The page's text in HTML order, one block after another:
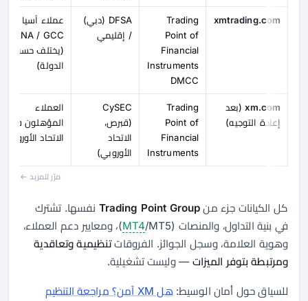
xmtrading.com
Trading
Point of
Financial
Instruments
DMCC
DFSA (دبي)
/ إقليمي
عملاء آسيا /
MENA / GCC
(يختلف حسب
الدولة)
xm.com(بعد
إعادة التوجيه)
Trading
Point of
Financial
Instruments
CySEC
(قبرص،
الاتحاد
الأوروبي)
العملاء
المؤهلون في
الاتحاد الأوروبي
مرّر للمزيد ←
كل الكيانات جزء من Trading Point Group نفسها. تشترك
في بنية التداول، والمنصات (
MT4/MT5)، ومعايير دعم العملاء،
وهوية العلامة، وسجل الجوائز. الفروقاتتنظيمية وتعاقدية
ومرتبطة بتوفر الميزات — وليست تشغيلية.
للسياق حول أمان الوسيط: هل XM آمن؟ مراجعة التنظيم